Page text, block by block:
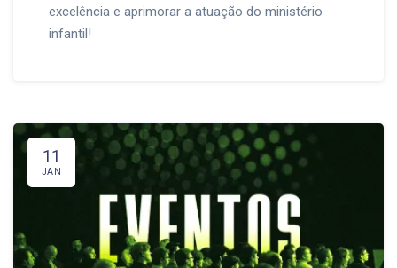
excelência e aprimorar a atuação do ministério
infantil!
11
JAN